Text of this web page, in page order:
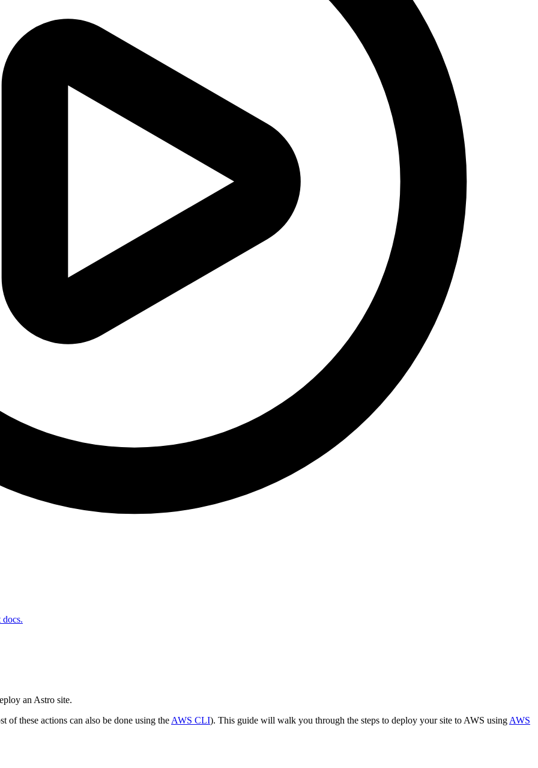
docs.
an Astro site.
of these actions can also be done using the AWS CLI). This guide will walk you through the steps to deploy your site to AWS using AWS